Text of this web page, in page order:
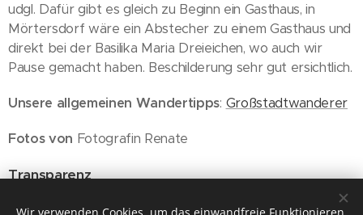
udgl. Dafür gibt es gleich zu Beginn ein Gasthaus, in
Mörtersdorf wäre ein Abstecher zu einem Gasthaus und
direkt bei der Basilika Maria Dreieichen, wo auch wir
Pause gemacht haben. Beschilderung sehr gut ersichtlich.
Unsere allgemeinen Wandertipps: Großstadtwanderer
Fotos von Fotografin Renate
Transparenz
Wien, 09.10.2021